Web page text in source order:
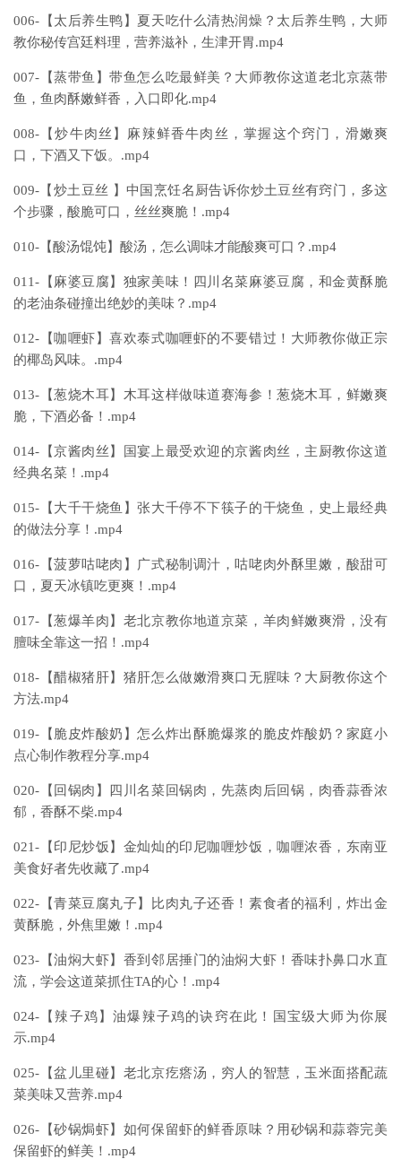
006-【太后养生鸭】夏天吃什么清热润燥？太后养生鸭，大师
教你秘传宫廷料理，营养滋补，生津开胃.mp4
007-【蒸带鱼】带鱼怎么吃最鲜美？大师教你这道老北京蒸带
鱼，鱼肉酥嫩鲜香，入口即化.mp4
008-【炒牛肉丝】麻辣鲜香牛肉丝，掌握这个窍门，滑嫩爽
口，下酒又下饭。.mp4
009-【炒土豆丝 】中国烹饪名厨告诉你炒土豆丝有窍门，多这
个步骤，酸脆可口，丝丝爽脆！.mp4
010-【酸汤馄饨】酸汤，怎么调味才能酸爽可口？.mp4
011-【麻婆豆腐】独家美味！四川名菜麻婆豆腐，和金黄酥脆
的老油条碰撞出绝妙的美味？.mp4
012-【咖喱虾】喜欢泰式咖喱虾的不要错过！大师教你做正宗
的椰岛风味。.mp4
013-【葱烧木耳】木耳这样做味道赛海参！葱烧木耳，鲜嫩爽
脆，下酒必备！.mp4
014-【京酱肉丝】国宴上最受欢迎的京酱肉丝，主厨教你这道
经典名菜！.mp4
015-【大千干烧鱼】张大千停不下筷子的干烧鱼，史上最经典
的做法分享！.mp4
016-【菠萝咕咾肉】广式秘制调汁，咕咾肉外酥里嫩，酸甜可
口，夏天冰镇吃更爽！.mp4
017-【葱爆羊肉】老北京教你地道京菜，羊肉鲜嫩爽滑，没有
膻味全靠这一招！.mp4
018-【醋椒猪肝】猪肝怎么做嫩滑爽口无腥味？大厨教你这个
方法.mp4
019-【脆皮炸酸奶】怎么炸出酥脆爆浆的脆皮炸酸奶？家庭小
点心制作教程分享.mp4
020-【回锅肉】四川名菜回锅肉，先蒸肉后回锅，肉香蒜香浓
郁，香酥不柴.mp4
021-【印尼炒饭】金灿灿的印尼咖喱炒饭，咖喱浓香，东南亚
美食好者先收藏了.mp4
022-【青菜豆腐丸子】比肉丸子还香！素食者的福利，炸出金
黄酥脆，外焦里嫩！.mp4
023-【油焖大虾】香到邻居捶门的油焖大虾！香味扑鼻口水直
流，学会这道菜抓住TA的心！.mp4
024-【辣子鸡】油爆辣子鸡的诀窍在此！国宝级大师为你展
示.mp4
025-【盆儿里碰】老北京疙瘩汤，穷人的智慧，玉米面搭配蔬
菜美味又营养.mp4
026-【砂锅焗虾】如何保留虾的鲜香原味？用砂锅和蒜蓉完美
保留虾的鲜美！.mp4